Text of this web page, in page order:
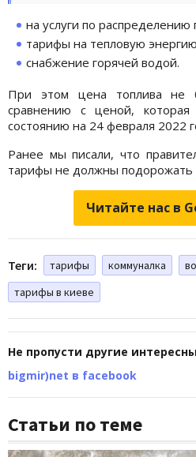
на услуги по распределению
тарифы на тепловую
снабжение горячей водой.
При этом цена топлива не
сравнению с ценой,
состоянию на 24 февраля 2022
Ранее мы писали, что
тарифы не должны
Читайте нас в
Теги: тарифы коммуналка
тарифы в киеве
Не пропусти другие
bigmir)net в facebook
Статьи по теме